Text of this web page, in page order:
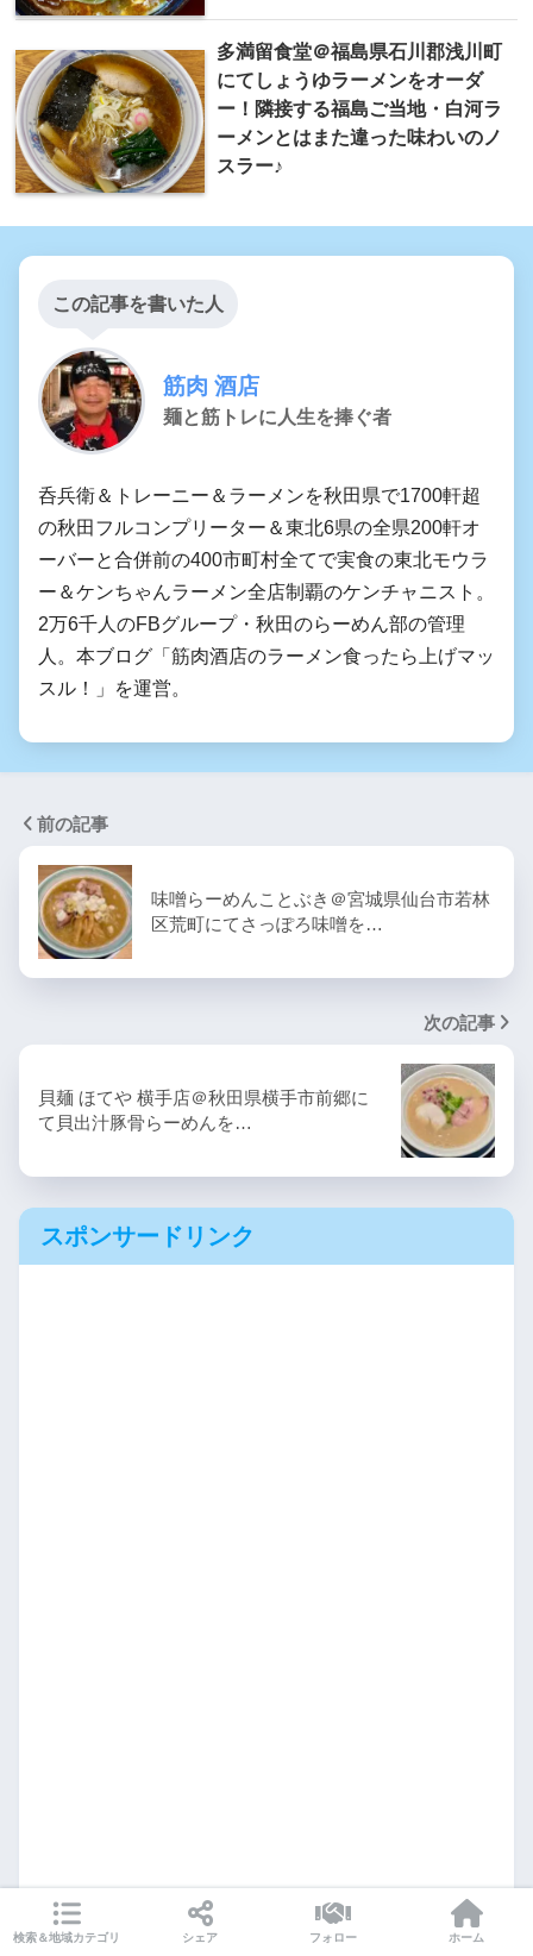
多満留食堂＠福島県石川郡浅川町
にてしょうゆラーメンをオーダ
ー！隣接する福島ご当地・白河ラ
ーメンとはまた違った味わいのノ
スラー♪
この記事を書いた人
筋肉 酒店
麺と筋トレに人生を捧ぐ者
呑兵衛＆トレーニー＆ラーメンを秋田県で1700軒超
の秋田フルコンプリーター＆東北6県の全県200軒オ
ーバーと合併前の400市町村全てで実食の東北モウラ
ー＆ケンちゃんラーメン全店制覇のケンチャニスト。
2万6千人のFBグループ・秋田のらーめん部の管理
人。本ブログ「筋肉酒店のラーメン食ったら上げマッ
スル！」を運営。
前の記事
味噌らーめんことぶき＠宮城県仙台市若林
区荒町にてさっぽろ味噌を…
次の記事
貝麺 ほてや 横手店＠秋田県横手市前郷に
て貝出汁豚骨らーめんを…
スポンサードリンク
検索＆地域カテゴリ シェア フォロー ホーム